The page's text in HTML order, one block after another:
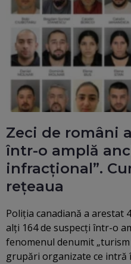
Zeci de români
într-o amplă
infracțional”.
rețeaua
Poliția canadiană a arestat
alți 164 de suspecți într-o
fenomenul denumit
grupări organizate ce intră